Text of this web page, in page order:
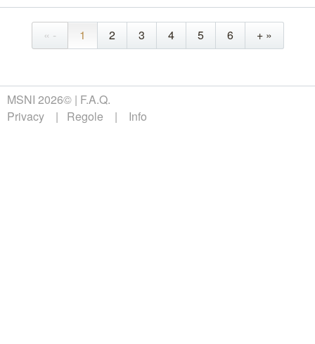
« - 1 2 3 4 5 6 + »
MSNI 2026© F.A.Q.
Privacy
Regole Info